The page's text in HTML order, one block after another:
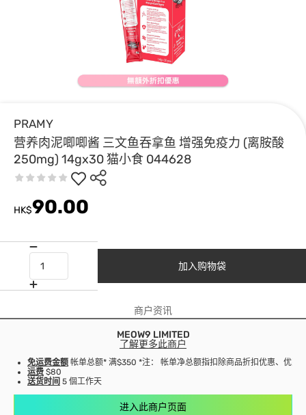
PRAMY
营养肉泥唧唧酱 三文鱼吞拿鱼 增强免疫力 (离胺酸
250mg) 14gx30 猫小食 044628
HK$90.00
加入购物袋
商户资讯
MEOW9 LIMITED
了解更多此商户
免运费金额 帐单总额* 满$350 *注： 帐单净总额指扣除商品折扣优惠、优惠
运费 $80
送货时间 5 個工作天
进入此商户页面